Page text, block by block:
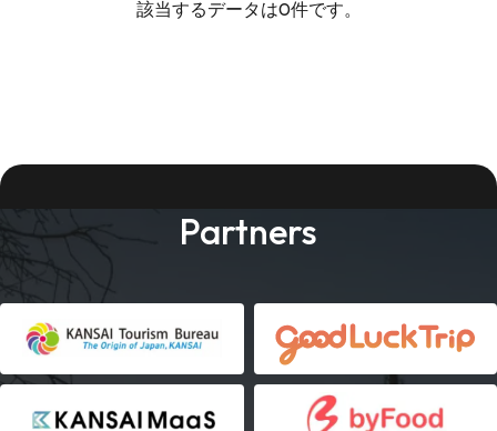
該当するデータは0件です。
Partners